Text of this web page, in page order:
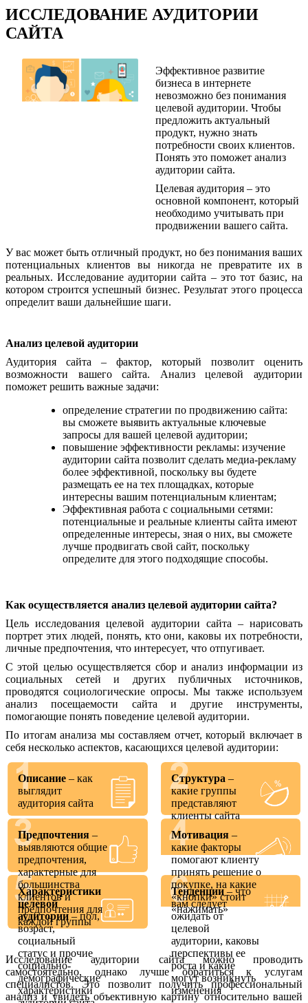
ИССЛЕДОВАНИЕ АУДИТОРИИ
САЙТА
Эффективное развитие
бизнеса в интернете
невозможно без понимания
целевой аудитории. Чтобы
предложить актуальный
продукт, нужно знать
потребности своих клиентов.
Понять это поможет анализ
аудитории сайта.
Целевая аудитория – это
основной компонент, который
необходимо учитывать при
продвижении вашего сайта.
У вас может быть отличный продукт, но без понимания ваших
потенциальных клиентов вы никогда не превратите их в
реальных. Исследование аудитории сайта – это тот базис, на
котором строится успешный бизнес. Результат этого процесса
определит ваши дальнейшие шаги.
Анализ целевой аудитории
Аудитория сайта – фактор, который позволит оценить
возможности вашего сайта. Анализ целевой аудитории
поможет решить важные задачи:
определение стратегии по продвижению сайта:
вы сможете выявить актуальные ключевые
запросы для вашей целевой аудитории;
повышение эффективности рекламы: изучение
аудитории сайта позволит сделать медиа-рекламу
более эффективной, поскольку вы будете
размещать ее на тех площадках, которые
интересны вашим потенциальным клиентам;
Эффективная работа с социальными сетями:
потенциальные и реальные клиенты сайта имеют
определенные интересы, зная о них, вы сможете
лучше продвигать свой сайт, поскольку
определите для этого подходящие способы.
Как осуществляется анализ целевой аудитории сайта?
Цель исследования целевой аудитории сайта – нарисовать
портрет этих людей, понять, кто они, каковы их потребности,
личные предпочтения, что интересует, что отпугивает.
С этой целью осуществляется сбор и анализ информации из
социальных сетей и других публичных источников,
проводятся социологические опросы. Мы также используем
анализ посещаемости сайта и другие инструменты,
помогающие понять поведение целевой аудитории.
По итогам анализа мы составляем отчет, который включает в
себя несколько аспектов, касающихся целевой аудитории:
Описание – как
выглядит
аудитория сайта
Структура –
какие группы
представляют
клиенты сайта
Предпочтения –
выявляются общие
предпочтения,
характерные для
большинства
клиентов и
предпочтения для
каждой группы
Мотивация –
какие факторы
помогают клиенту
принять решение о
покупке, на какие
«кнопки» стоит
«нажимать»
Характеристики
целевой
аудитории– пол,
возраст,
социальный
статус и прочие
социально-
демографические
характеристики
Тенденции– что
вам следует
ожидать от
целевой
аудитории, каковы
перспективы ее
роста и какие
могут возникнуть
изменения
Исследование аудитории сайта можно проводить
самостоятельно, однако лучше обратиться к услугам
специалистов. Это позволит получить профессиональный
анализ и увидеть объективную картину относительно вашей